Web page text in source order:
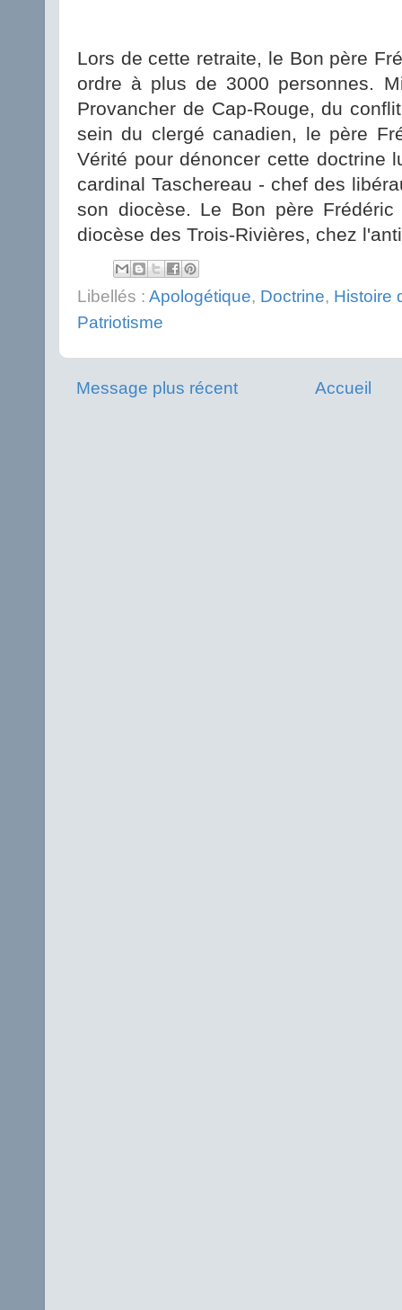
Lors de cette retraite, le Bon père
ordre à plus de 3000 personnes.
Provancher de Cap-Rouge, du
sein du clergé canadien, le père
Vérité pour dénoncer cette doctrine
cardinal Taschereau - chef des
son diocèse. Le Bon père
diocèse des Trois-Rivières, chez
Libellés : Apologétique, Doctrine, Histoire
Patriotisme
Message plus récent Accueil